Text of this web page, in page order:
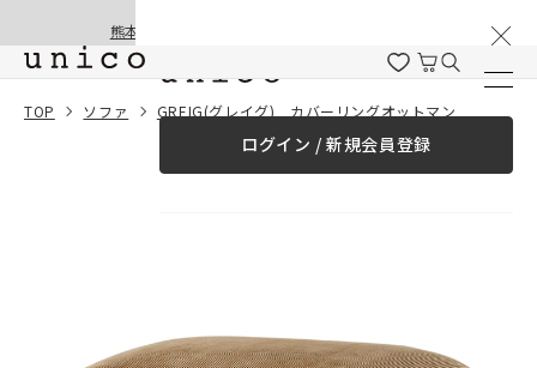
熊本地震の影響による配送遅延と停止について
ログイン / 新規会員登録
家具
TOP ソファ GREIG(グレイグ) カバーリングオットマン
一緒に購入する